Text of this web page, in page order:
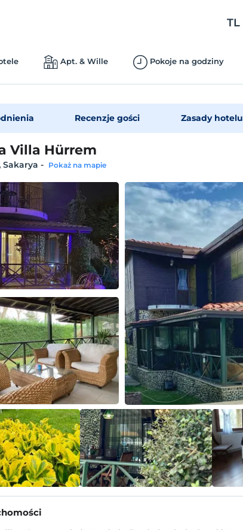
TL
Apt. & Wille Pokoje na godziny
Recenzje gości Zasady hotelu
Villa Hürrem
Sakarya - Pokaż na mapie